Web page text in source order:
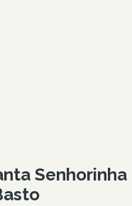
Senhorinha